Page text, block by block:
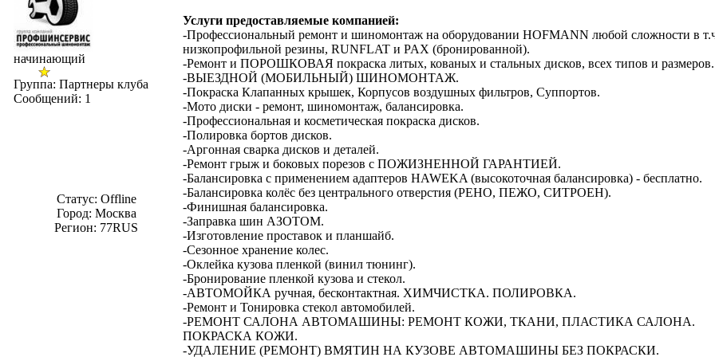
начинающий
Группа: Партнеры клуба
Сообщений: 1
Статус: Offline
Город: Москва
Регион: 77RUS
Услуги предоставляемые компанией:
-Профессиональный ремонт и шиномонтаж на оборудовании HOFMANN любой сложности в
низкопрофильной резины, RUNFLAT и PAX (бронированной).
-Ремонт и ПОРОШКОВАЯ покраска литых, кованых и стальных дисков, всех типов и размеров.
-ВЫЕЗДНОЙ (МОБИЛЬНЫЙ) ШИНОМОНТАЖ.
-Покраска Клапанных крышек, Корпусов воздушных фильтров, Суппортов.
-Мото диски - ремонт, шиномонтаж, балансировка.
-Профессиональная и косметическая покраска дисков.
-Полировка бортов дисков.
-Аргонная сварка дисков и деталей.
-Ремонт грыж и боковых порезов с ПОЖИЗНЕННОЙ ГАРАНТИЕЙ.
-Балансировка с применением адаптеров HAWEKA (высокоточная балансировка) - бесплатно.
-Балансировка колёс без центрального отверстия (РЕНО, ПЕЖО, СИТРОЕН).
-Финишная балансировка.
-Заправка шин АЗОТОМ.
-Изготовление проставок и планшайб.
-Сезонное хранение колес.
-Оклейка кузова пленкой (винил тюнинг).
-Бронирование пленкой кузова и стекол.
-АВТОМОЙКА ручная, бесконтактная. ХИМЧИСТКА. ПОЛИРОВКА.
-Ремонт и Тонировка стекол автомобилей.
-РЕМОНТ САЛОНА АВТОМАШИНЫ: РЕМОНТ КОЖИ, ТКАНИ, ПЛАСТИКА САЛОНА.
ПОКРАСКА КОЖИ.
-УДАЛЕНИЕ (РЕМОНТ) ВМЯТИН НА КУЗОВЕ АВТОМАШИНЫ БЕЗ ПОКРАСКИ.